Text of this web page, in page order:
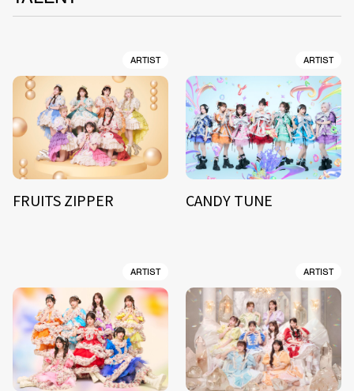
ARTIST
FRUITS ZIPPER
ARTIST
CANDY TUNE
ARTIST ARTIST